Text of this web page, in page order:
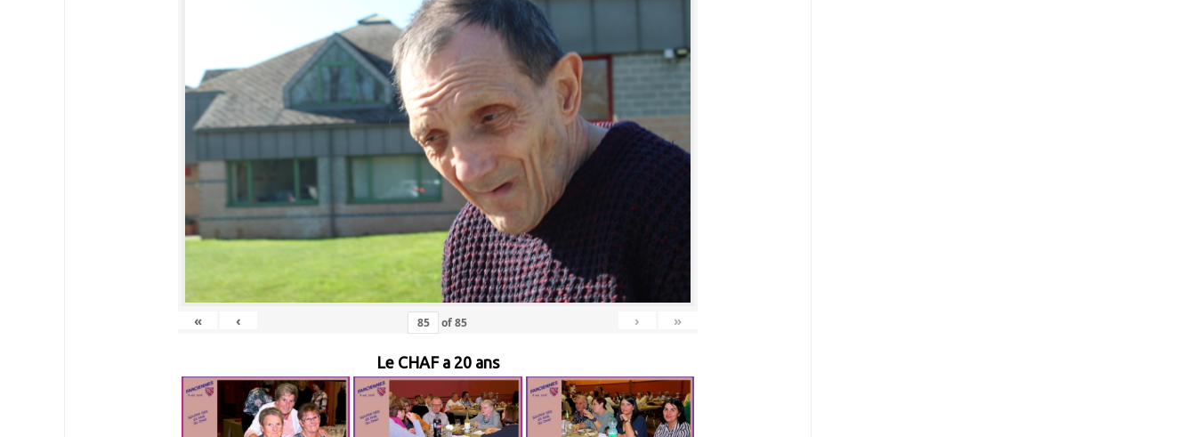
« ‹ of85 › »
Le CHAF a 20 ans